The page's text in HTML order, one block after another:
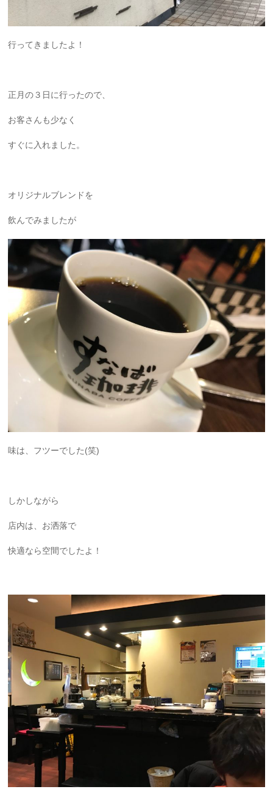
行ってきましたよ！
正月の３日に行ったので、
お客さんも少なく
すぐに入れました。
オリジナルブレンドを
飲んでみましたが
味は、フツーでした(笑)
しかしながら
店内は、お洒落で
快適なら空間でしたよ！